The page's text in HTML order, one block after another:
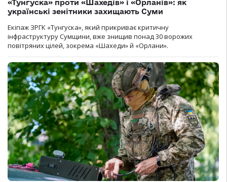
«Тунгуска» проти «Шахедів» і «Орланів»: як
українські зенітники захищають Суми
Екіпаж ЗРГК «Тунгуска», який прикриває критичну
інфраструктуру Сумщини, вже знищив понад 30 ворожих
повітряних цілей, зокрема «Шахеди» й «Орлани».